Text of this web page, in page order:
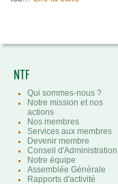
NTF
Qui sommes-nous ?
Notre mission et nos
actions
Nos membres
Services aux membres
Devenir membre
Conseil d'Administration
Notre équipe
Assemblée Générale
Rapports d'activité